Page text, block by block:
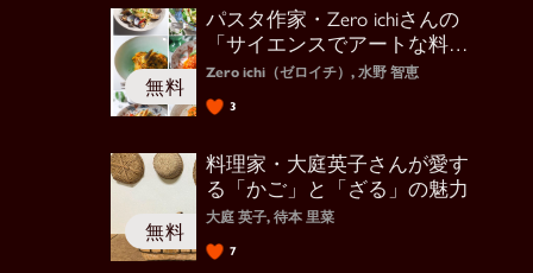
パスタ作家・Zero ichiさんの
「サイエンスでアートな料
理」
Zero ichi（ゼロイチ）, 水野 智恵
3
料理家・大庭英子さんが愛す
る「かご」と「ざる」の魅力
大庭 英子, 待本 里菜
7